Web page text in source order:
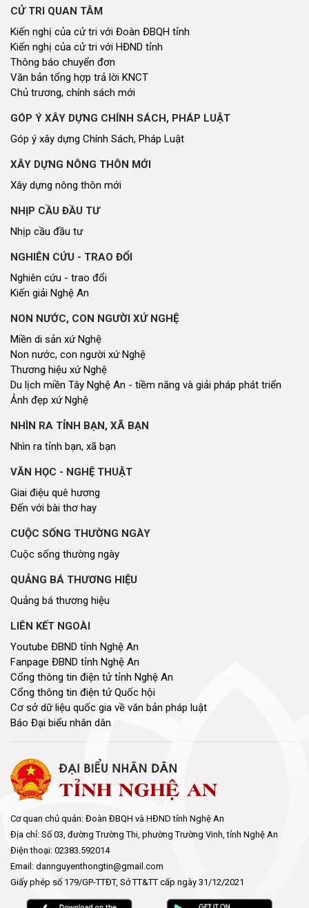
CỬ TRI QUAN TÂM
Kiến nghị của cử tri với Đoàn ĐBQH tỉnh
Kiến nghị của cử tri với HĐND tỉnh
Thông báo chuyển đơn
Văn bản tổng hợp trả lời KNCT
Chủ trương, chính sách mới
GÓP Ý XÂY DỰNG CHÍNH SÁCH, PHÁP LUẬT
Góp ý xây dựng Chính Sách, Pháp Luật
XÂY DỰNG NÔNG THÔN MỚI
Xây dựng nông thôn mới
NHỊP CẦU ĐẦU TƯ
Nhịp cầu đầu tư
NGHIÊN CỨU - TRAO ĐỔI
Nghiên cứu - trao đổi
Kiến giải Nghệ An
NON NƯỚC, CON NGƯỜI XỨ NGHỆ
Miền di sản xứ Nghệ
Non nước, con người xứ Nghệ
Thương hiệu xứ Nghệ
Du lịch miền Tây Nghệ An - tiềm năng và giải pháp phát triển
Ảnh đẹp xứ Nghệ
NHÌN RA TỈNH BẠN, XÃ BẠN
Nhìn ra tỉnh bạn, xã bạn
VĂN HỌC - NGHỆ THUẬT
Giai điệu quê hương
Đến với bài thơ hay
CUỘC SỐNG THƯỜNG NGÀY
Cuộc sống thường ngày
QUẢNG BÁ THƯƠNG HIỆU
Quảng bá thương hiệu
LIÊN KẾT NGOÀI
Youtube ĐBND tỉnh Nghệ An
Fanpage ĐBND tỉnh Nghệ An
Cổng thông tin điện tử tỉnh Nghệ An
Cổng thông tin điện tử Quốc hội
Cơ sở dữ liệu quốc gia về văn bản pháp luật
Báo Đại biểu nhân dân
Cơ quan chủ quản: Đoàn ĐBQH và HĐND tỉnh Nghệ An
Địa chỉ: Số 03, đường Trường Thi, phường Trường Vinh, tỉnh Nghệ An
Điện thoại: 02383.592014
Email: dannguyenthongtin@gmail.com
Giấy phép số 179/GP-TTĐT, Sở TT&TT cấp ngày 31/12/2021